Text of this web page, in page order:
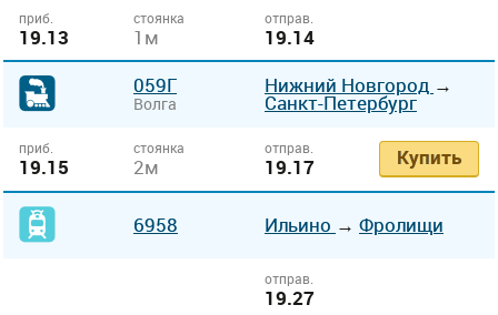
приб.
19.13
стоянка
1м
отправ.
19.14
059Г
Волга
Нижний Новгород →
Санкт-Петербург
приб.
19.15
стоянка
2м
отправ.
19.17 Купить
6958 Ильино → Фролищи
отправ.
19.27